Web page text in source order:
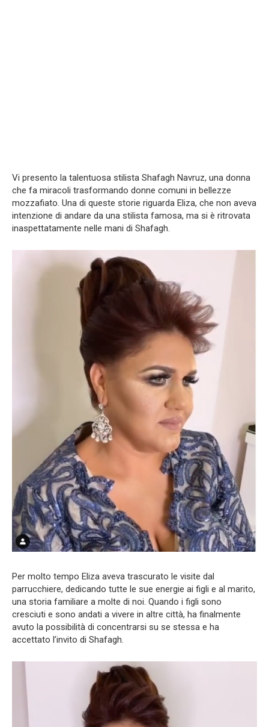
Vi presento la talentuosa stilista Shafagh Navruz, una donna
che fa miracoli trasformando donne comuni in bellezze
mozzafiato. Una di queste storie riguarda Eliza, che non aveva
intenzione di andare da una stilista famosa, ma si è ritrovata
inaspettatamente nelle mani di Shafagh.
Per molto tempo Eliza aveva trascurato le visite dal
parrucchiere, dedicando tutte le sue energie ai figli e al marito,
una storia familiare a molte di noi. Quando i figli sono
cresciuti e sono andati a vivere in altre città, ha finalmente
avuto la possibilità di concentrarsi su se stessa e ha
accettato l’invito di Shafagh.